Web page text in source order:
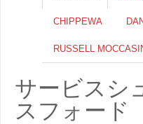
CHIPPEWA
RUSSELL
サービスシ
スフォード